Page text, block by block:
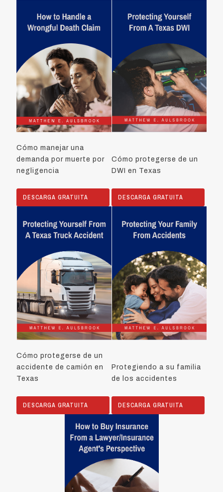
Cómo manejar una
demanda por muerte por
negligencia
DESCARGA GRATUITA
Cómo protegerse de un
DWI en Texas
DESCARGA GRATUITA
Cómo protegerse de un
accidente de camión en
Texas
DESCARGA GRATUITA
Protegiendo a su familia
de los accidentes
DESCARGA GRATUITA